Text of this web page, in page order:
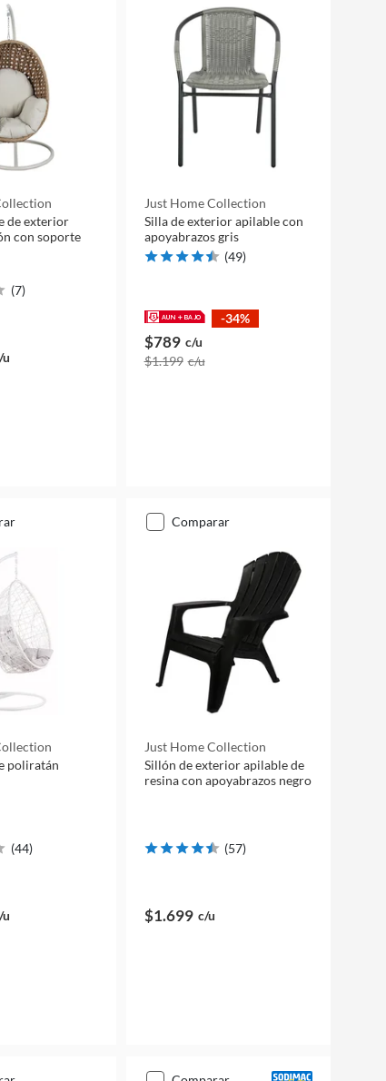
de exterior
con soporte
(7)
Just Home Collection
Silla de exterior apilable con
apoyabrazos gris
(49)
-34%
$789 c/u
$1.199 c/u
poliratán
(44)
comparar
Just Home Collection
Sillón de exterior apilable de
resina con apoyabrazos negro
(57)
$1.699 c/u